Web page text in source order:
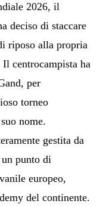
2026, il
deciso di staccare
riposo alla propria
centrocampista ha
per
torneo
nome.
gestita da
punto di
europeo,
del continente.